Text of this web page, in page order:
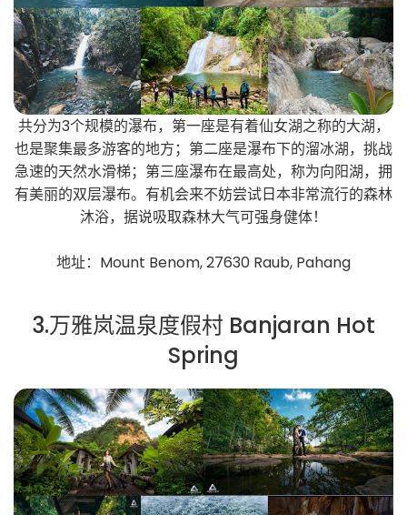
共分为3个规模的瀑布，第一座是有着仙女湖之称的大湖，
也是聚集最多游客的地方；第二座是瀑布下的溜冰湖，挑战
急速的天然水滑梯；第三座瀑布在最高处，称为向阳湖，拥
有美丽的双层瀑布。有机会来不妨尝试日本非常流行的森林
沐浴，据说吸取森林大气可强身健体！
地址：Mount Benom, 27630 Raub, Pahang
3.万雅岚温泉度假村 Banjaran Hot
Spring